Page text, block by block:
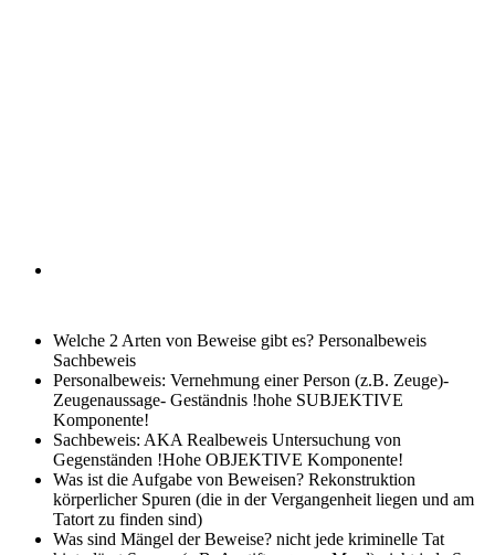
Welche 2 Arten von Beweise gibt es? Personalbeweis
Sachbeweis
Personalbeweis: Vernehmung einer Person (z.B. Zeuge)-
Zeugenaussage- Geständnis !hohe SUBJEKTIVE
Komponente!
Sachbeweis: AKA Realbeweis Untersuchung von
Gegenständen !Hohe OBJEKTIVE Komponente!
Was ist die Aufgabe von Beweisen? Rekonstruktion
körperlicher Spuren (die in der Vergangenheit liegen und am
Tatort zu finden sind)
Was sind Mängel der Beweise? nicht jede kriminelle Tat